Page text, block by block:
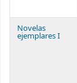
Novelas
ejemplares I